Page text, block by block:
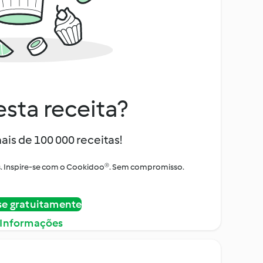
receita?
de 100 000 receitas!
Inspire-se com o Cookidoo®. Sem compromisso.
gratuitamente